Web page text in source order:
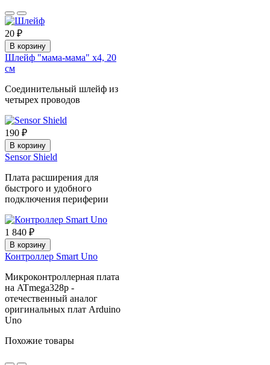
20 ₽
В корзину
Шлейф "мама-мама" х4, 20
см
Соединительный шлейф из
четырех проводов
190 ₽
В корзину
Sensor Shield
Плата расширения для
быстрого и удобного
подключения периферии
1 840 ₽
В корзину
Контроллер Smart Uno
Микроконтроллерная плата
на ATmega328p -
отечественный аналог
оригинальных плат Arduino
Uno
Похожие товары